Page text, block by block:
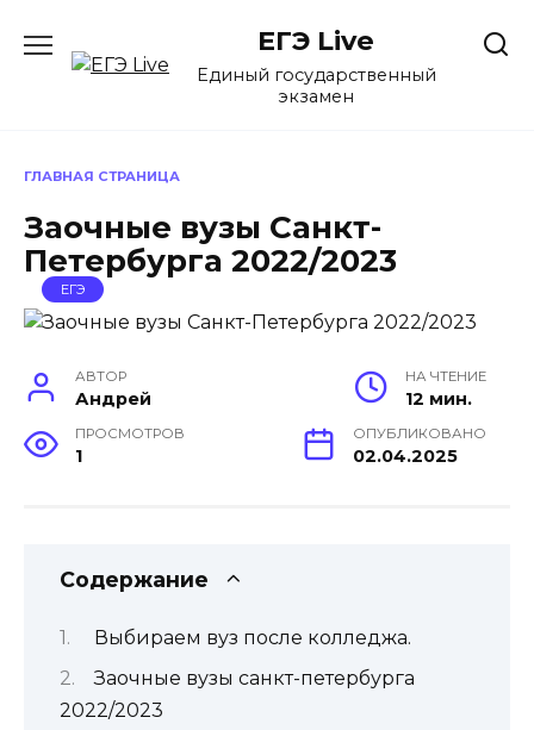
содержанию
ЕГЭ Live
Единый государственный
экзамен
ГЛАВНАЯ СТРАНИЦА
Заочные вузы Санкт-
Петербурга 2022/2023
ЕГЭ
АВТОР
Андрей
НА ЧТЕНИЕ
12 мин.
ПРОСМОТРОВ
1
ОПУБЛИКОВАНО
02.04.2025
Содержание
Выбираем вуз после колледжа.
Заочные вузы санкт-петербурга
2022/2023